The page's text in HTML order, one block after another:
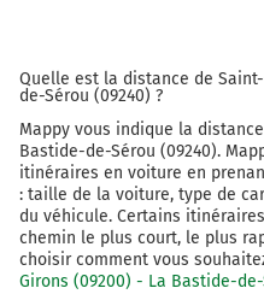
Quelle est la distance de
de-Sérou (09240) ?
Mappy vous indique la
Bastide-de-Sérou (09240).
itinéraires en voiture en
: taille de la voiture, type de
du véhicule. Certains
chemin le plus court, le plus
choisir comment vous
Girons (09200) - La Bastide-